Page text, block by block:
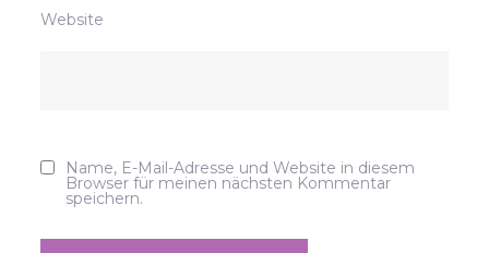
Website
Name, E-Mail-Adresse und Website in diesem
Browser für meinen nächsten Kommentar
speichern.